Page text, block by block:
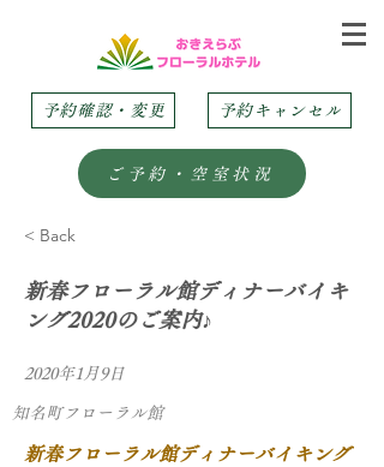
予約確認・変更 予約キャンセル
ご予約・空室状況
< Back
新春フローラル館ディナーバイキ
ング2020のご案内♪
2020年1月9日
知名町フローラル館
新春フローラル館ディナーバイキング